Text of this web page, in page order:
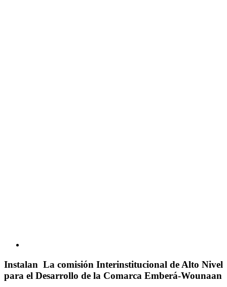
Instalan La comisión Interinstitucional de Alto Nivel
para el Desarrollo de la Comarca Emberá-Wounaan